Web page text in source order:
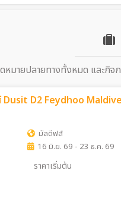
หมายปลายทางทั้งหมด และกิ
D2 Feydhoo
มัลดีฟส์
16 มิ.ย. 69 - 23 ธ.ค. 69
ราคาเริ่มต้น